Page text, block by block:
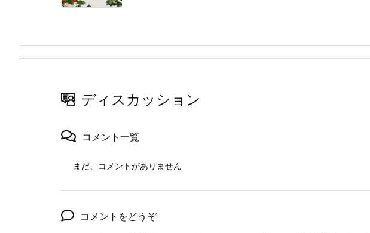
ディスカッション
コメント一覧
まだ、コメントがありません
コメントをどうぞ